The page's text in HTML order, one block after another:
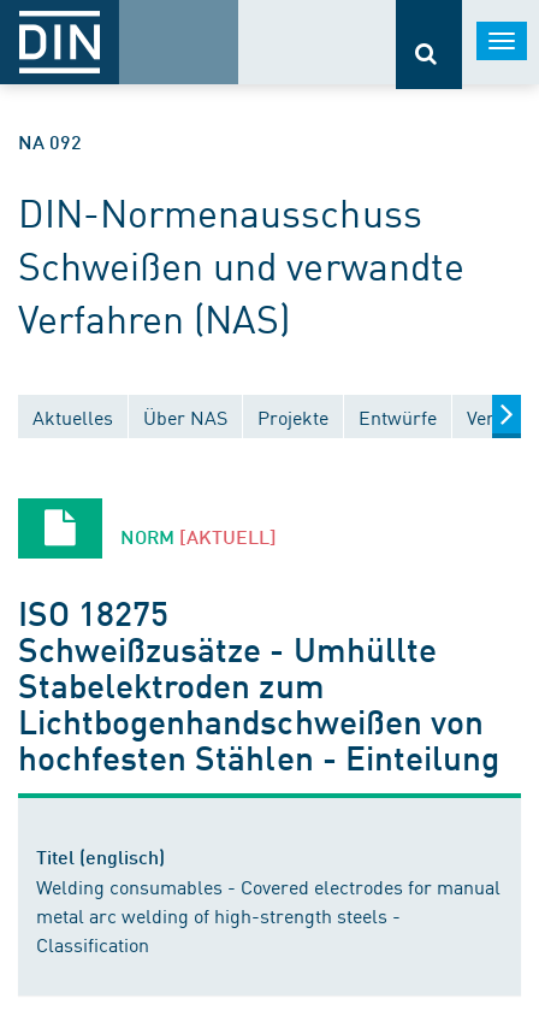
NA 092
DIN-Normenausschuss
Schweißen und verwandte
Verfahren (NAS)
Aktuelles Über NAS Projekte Entwürfe
NORM [AKTUELL]
ISO 18275
Schweißzusätze - Umhüllte
Stabelektroden zum
Lichtbogenhandschweißen von
hochfesten Stählen - Einteilung
Titel (englisch)
Welding consumables - Covered electrodes for manual
metal arc welding of high-strength steels -
Classification